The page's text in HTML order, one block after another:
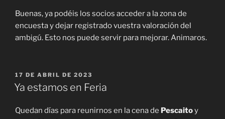
Buenas, ya podéis los socios acceder a la zona de
encuesta y dejar registrado vuestra valoración del
ambigú. Esto nos puede servir para mejorar. Animaros.
PUBLICADO
EL
17 DE ABRIL DE 2023
Ya estamos en Feria
Quedan días para reunirnos en la cena de Pescaitoy